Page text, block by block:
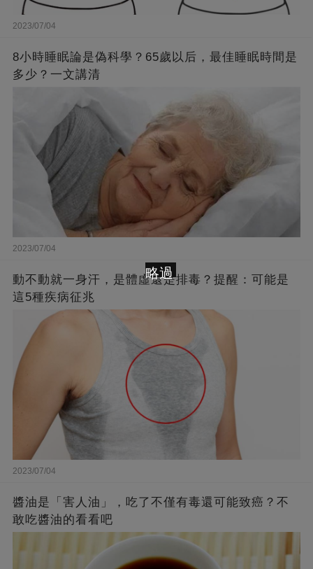
2023/07/04
8小時睡眠論是偽科學？65歲以后，最佳睡眠時間是
多少？一文講清
2023/07/04
動不動就一身汗，是體虛還是排毒？提醒：可能是
這5種疾病征兆
2023/07/04
醬油是「害人油」，吃了不僅有毒還可能致癌？不
敢吃醬油的看看吧
略過